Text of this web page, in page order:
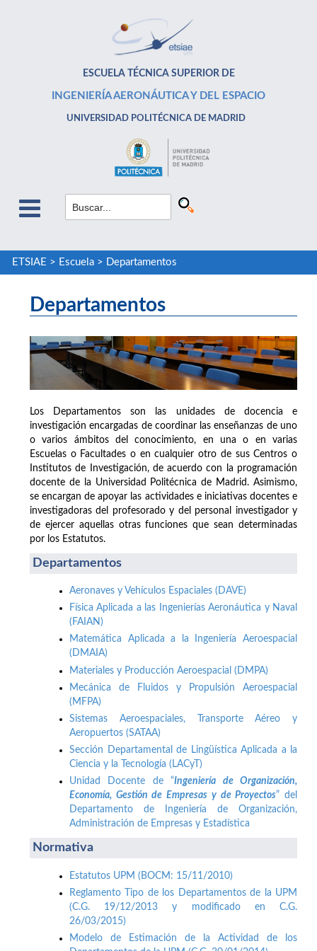
ESCUELA TÉCNICA SUPERIOR DE
INGENIERÍA AERONÁUTICA Y DEL ESPACIO
UNIVERSIDAD POLITÉCNICA DE MADRID
ETSIAE > Escuela> Departamentos
Departamentos
Los Departamentos son las unidades de docencia e
investigación encargadas de coordinar las enseñanzas de uno
o varios ámbitos del conocimiento, en una o en varias
Escuelas o Facultades o en cualquier otro de sus Centros o
Institutos de Investigación, de acuerdo con la programación
docente de la Universidad Politécnica de Madrid. Asimismo,
se encargan de apoyar las actividades e iniciativas docentes e
investigadoras del profesorado y del personal investigador y
de ejercer aquellas otras funciones que sean determinadas
por los Estatutos.
Departamentos
Aeronaves y Vehículos Espaciales (DAVE)
Física Aplicada a las Ingenierías Aeronáutica y Naval
(FAIAN)
Matemática Aplicada a la Ingeniería Aeroespacial
(DMAIA)
Materiales y Producción Aeroespacial (DMPA)
Mecánica de Fluidos y Propulsión Aeroespacial
(MFPA)
Sistemas Aeroespaciales, Transporte Aéreo y
Aeropuertos (SATAA)
Sección Departamental de Lingüística Aplicada a la
Ciencia y la Tecnología (LACyT)
Unidad Docente de “Ingeniería de Organización,
Economía, Gestión de Empresas y de Proyectos” del
Departamento de Ingeniería de Organización,
Administración de Empresas y Estadística
Normativa
Estatutos UPM (BOCM: 15/11/2010)
Reglamento Tipo de los Departamentos de la UPM
(C.G. 19/12/2013 y modificado en C.G.
26/03/2015)
Modelo de Estimación de la Actividad de los